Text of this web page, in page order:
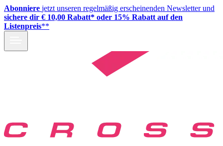
Abonniere jetzt unseren regelmäßig erscheinenden Newsletter und
sichere dir € 10,00 Rabatt* oder 15% Rabatt auf den
Listenpreis**